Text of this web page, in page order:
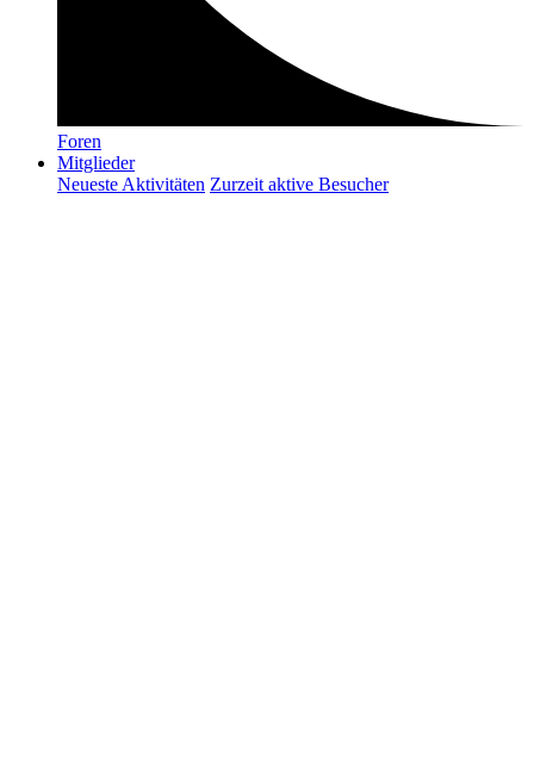
Foren
Mitglieder
Neueste Aktivitäten Zurzeit aktive Besucher